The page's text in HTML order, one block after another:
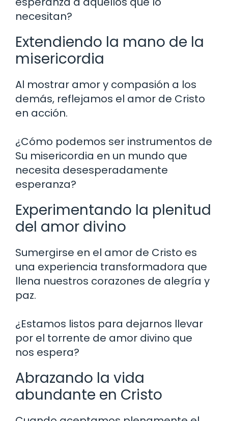
necesitan?
Extendiendo la mano de la
misericordia
Al mostrar amor y compasión a los
demás, reflejamos el amor de Cristo
en acción.
¿Cómo podemos ser instrumentos de
Su misericordia en un mundo que
necesita desesperadamente
esperanza?
Experimentando la plenitud
del amor divino
Sumergirse en el amor de Cristo es
una experiencia transformadora que
llena nuestros corazones de alegría y
paz.
¿Estamos listos para dejarnos llevar
por el torrente de amor divino que
nos espera?
Abrazando la vida
abundante en Cristo